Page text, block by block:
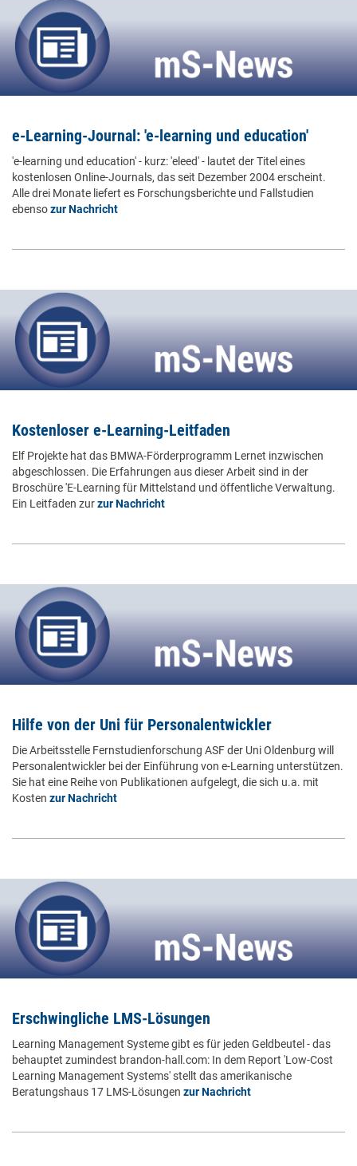
e-Learning-Journal: 'e-learning und education'
'e-learning und education' - kurz: 'eleed' - lautet der Titel eines
kostenlosen Online-Journals, das seit Dezember 2004 erscheint.
Alle drei Monate liefert es Forschungsberichte und Fallstudien
ebensozur Nachricht
Kostenloser e-Learning-Leitfaden
Elf Projekte hat das BMWA-Förderprogramm Lernet inzwischen
abgeschlossen. Die Erfahrungen aus dieser Arbeit sind in der
Broschüre 'E-Learning für Mittelstand und öffentliche Verwaltung.
Ein Leitfaden zurzur Nachricht
Hilfe von der Uni für Personalentwickler
Die Arbeitsstelle Fernstudienforschung ASF der Uni Oldenburg will
Personalentwickler bei der Einführung von e-Learning unterstützen.
Sie hat eine Reihe von Publikationen aufgelegt, die sich u.a. mit
Kosten zur Nachricht
Erschwingliche LMS-Lösungen
Learning Management Systeme gibt es für jeden Geldbeutel - das
behauptet zumindest brandon-hall.com: In dem Report 'Low-Cost
Learning Management Systems' stellt das amerikanische
Beratungshaus 17 LMS-Lösungen zur Nachricht